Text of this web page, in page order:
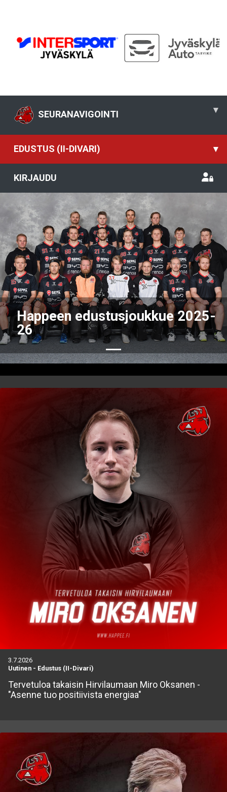
SEURANAVIGOINTI ▾
EDUSTUS (II-DIVARI) ▾
KIRJAUDU
Happeen edustusjoukkue 2025-
26
Previous
3.7.2026
Uutinen - Edustus (II-Divari)
Tervetuloa takaisin Hirvilaumaan Miro Oksanen -
"Asenne tuo positiivista energiaa"